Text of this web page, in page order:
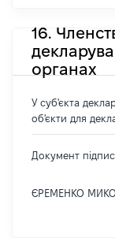
16.
органах
У суб'єкта
об'єкти для
Документ
ЄРЕМЕНКО